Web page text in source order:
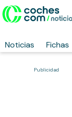
Noticias Fichas
Publicidad